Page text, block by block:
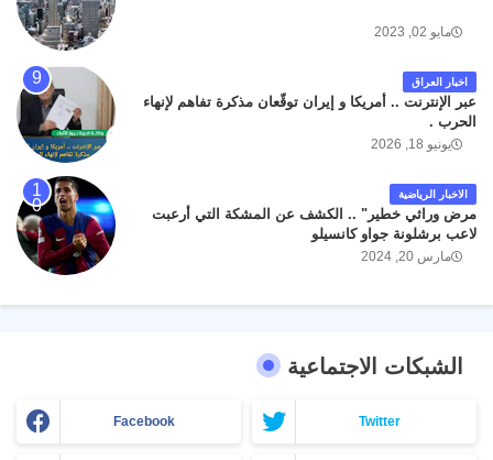
مايو 02, 2023
اخبار العراق
عبر الإنترنت .. أمريكا و إيران توقّعان مذكرة تفاهم لإنهاء
الحرب .
يونيو 18, 2026
الاخبار الرياضية
مرض وراثي خطير" .. الكشف عن المشكة التي أرعبت
لاعب برشلونة جواو كانسيلو
مارس 20, 2024
الشبكات الاجتماعية
Facebook Twitter